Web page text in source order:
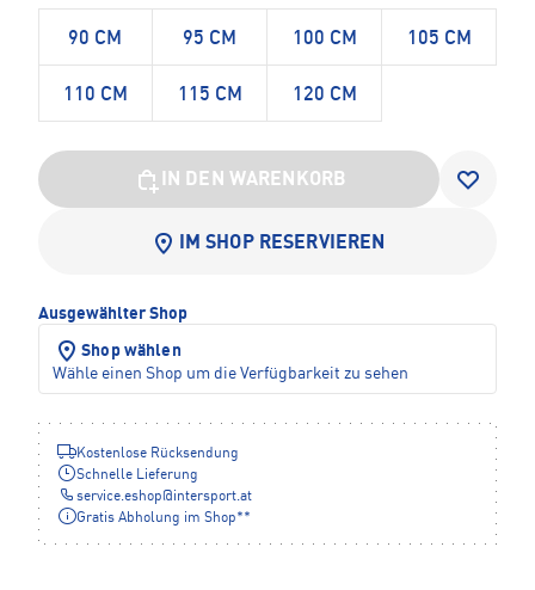
90 CM 95 CM 100 CM 105 CM
110 CM 115 CM 120 CM
IN DEN WARENKORB
IM SHOP RESERVIEREN
Ausgewählter Shop
Shop wählen
Wähle einen Shop um die Verfügbarkeit zu sehen
Kostenlose Rücksendung
Schnelle Lieferung
service.eshop@intersport.at
Gratis Abholung im Shop**